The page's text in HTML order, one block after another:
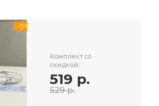
-15%
Комплект со
скидкой:
519 р.
529 р.